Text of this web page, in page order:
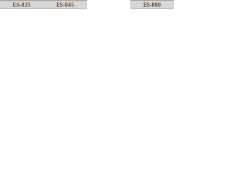
ES-035 ES-045 ES-080